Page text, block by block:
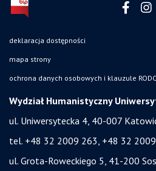
deklaracja dostępności
mapa strony
ochrona danych osobowych i klauzule
Wydział Humanistyczny
ul. Uniwersytecka 4, 40-007
tel. +48 32 2009 263, +48 32
ul. Grota-Roweckiego 5, 41-200